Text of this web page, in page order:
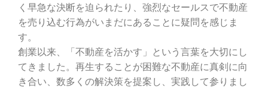
く早急な決断を迫られたり、強烈なセールスで不動産
を売り込む行為がいまだにあることに疑問を感じま
す。
創業以来、「不動産を活かす」という言葉を大切にし
てきました。再生することが困難な不動産に真剣に向
き合い、数多くの解決策を提案し、実践して参りまし